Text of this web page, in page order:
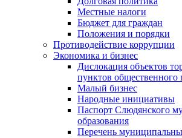
Местные налоги
Бюджет для граждан
Положения и порядки
Противодействие коррупции
Экономика и бизнес
Дислокация объектов
пунктов общественного
Малый бизнес
Народные инициативы
Паспорт Слюдянского
образования
Перечень